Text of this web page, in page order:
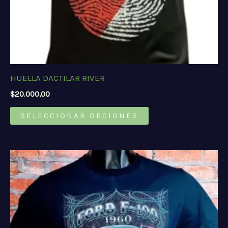
HUELLA DACTILAR RIVER
$20.000,00
SELECCIONAR OPCIONES
Este
producto
múltiples
variantes.
Las
opciones
se
pueden